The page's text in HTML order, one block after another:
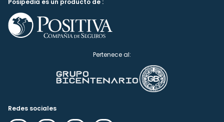
Pertenece al:
Redes sociales